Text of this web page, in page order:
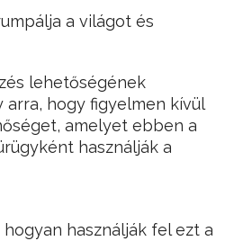
a világot és
lehetőségének
arra, hogy figyelmen kívül
amelyet ebben a
használják a
használják fel ezt a